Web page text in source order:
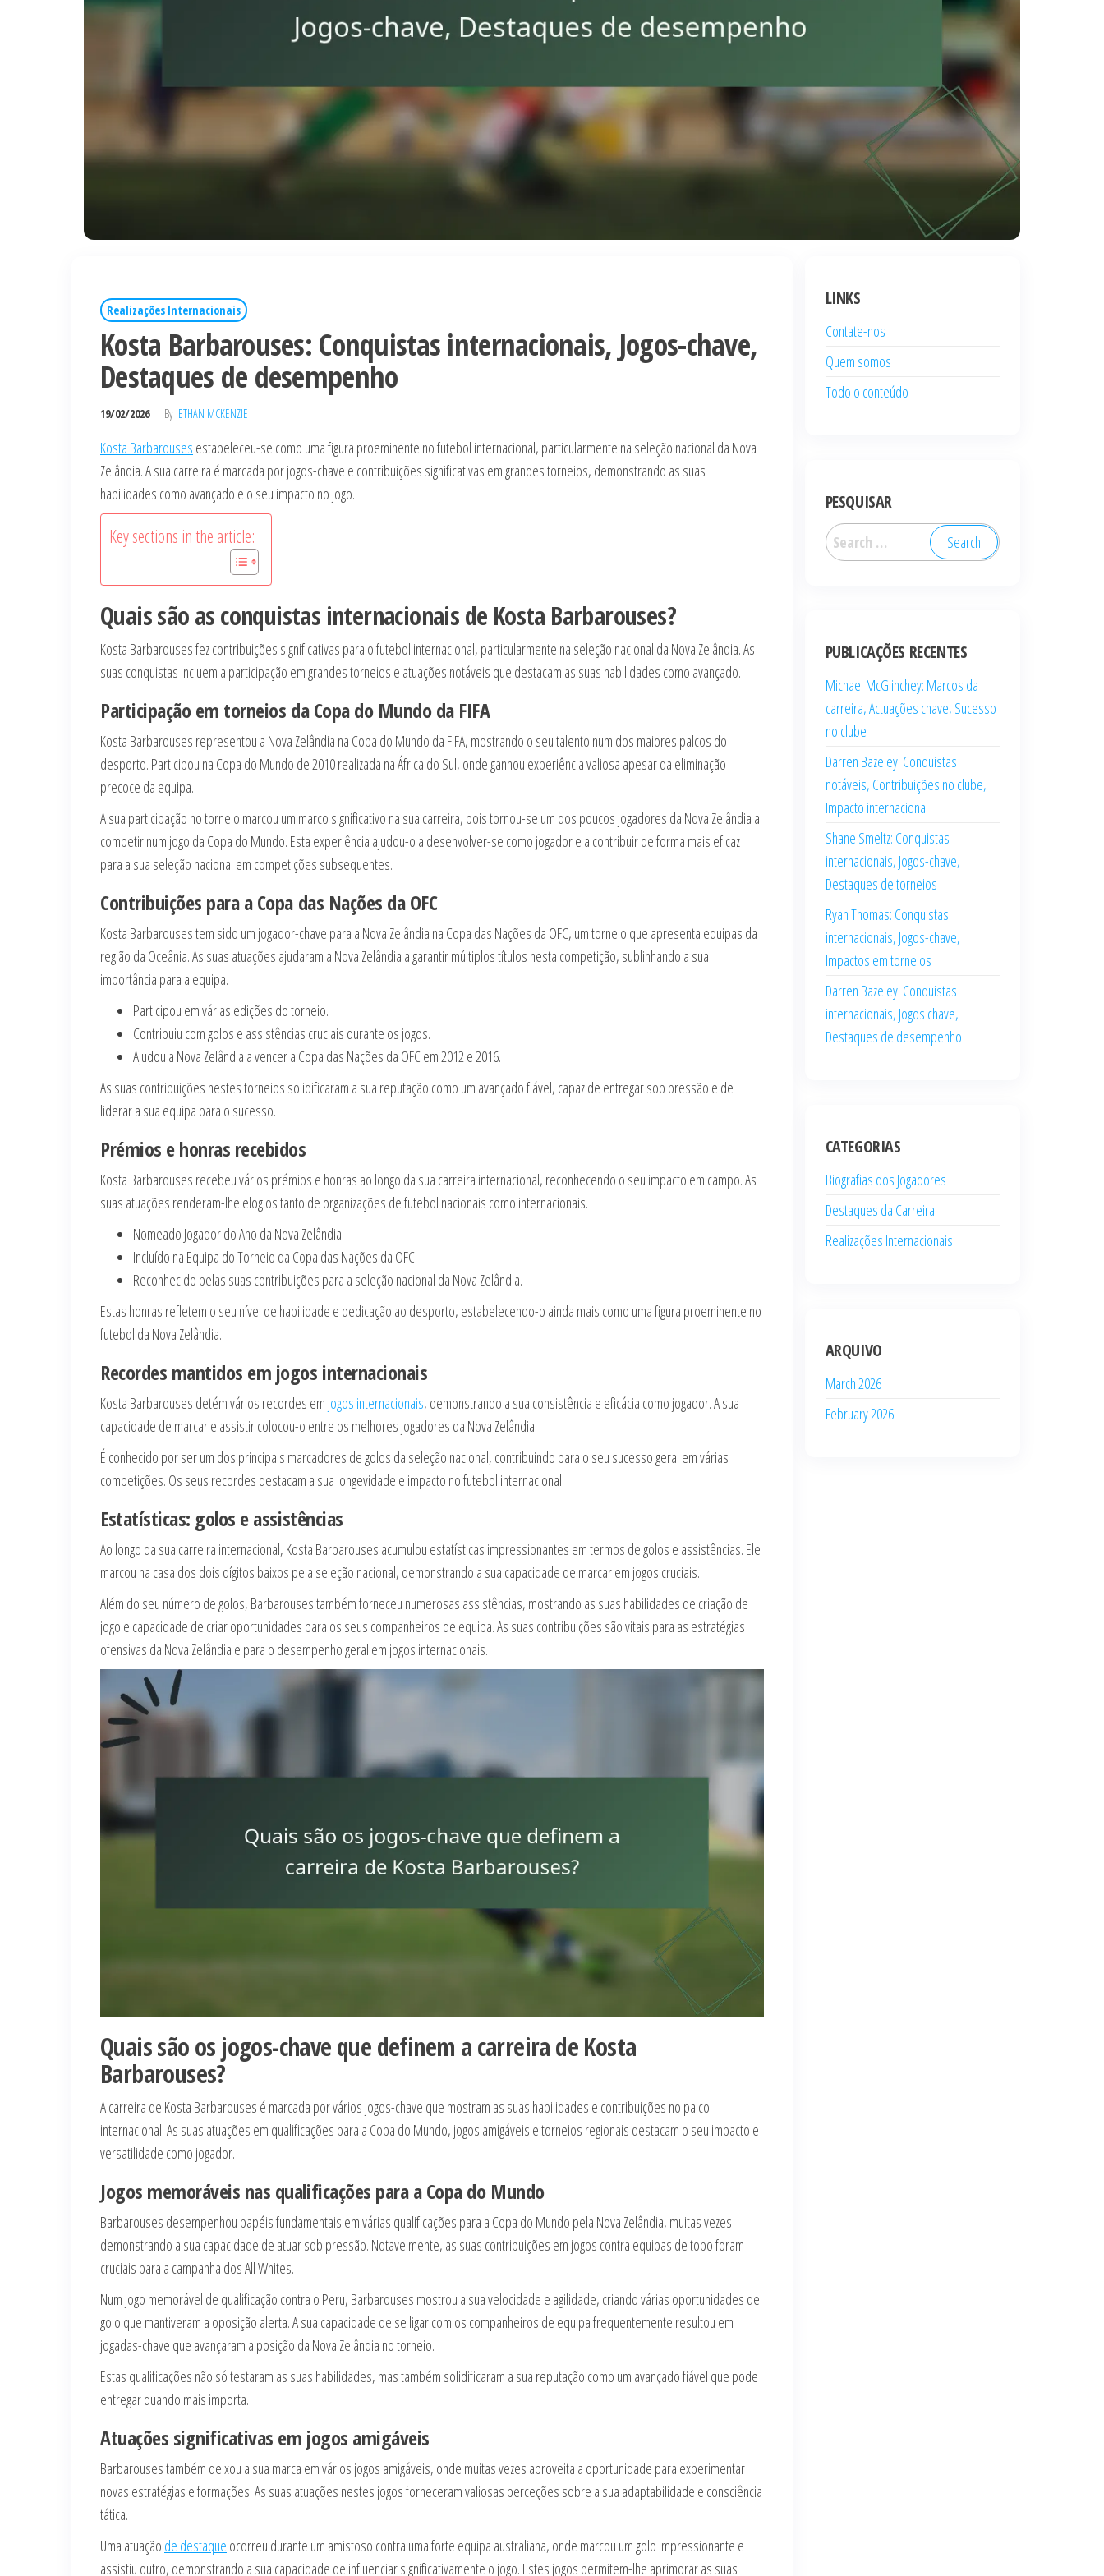
Realizações Internacionais
Kosta Barbarouses: Conquistas internacionais, Jogos-chave,
Destaques de desempenho
19/02/2026 By ETHAN MCKENZIE
Kosta Barbarouses estabeleceu-se como uma figura proeminente no futebol internacional, particularmente na seleção nacional da Nova
Zelândia. A sua carreira é marcada por jogos-chave e contribuições significativas em grandes torneios, demonstrando as suas
habilidades como avançado e o seu impacto no jogo.
Key sections in the article:
Quais são as conquistas internacionais de Kosta Barbarouses?
Kosta Barbarouses fez contribuições significativas para o futebol internacional, particularmente na seleção nacional da Nova Zelândia. As
suas conquistas incluem a participação em grandes torneios e atuações notáveis que destacam as suas habilidades como avançado.
Participação em torneios da Copa do Mundo da FIFA
Kosta Barbarouses representou a Nova Zelândia na Copa do Mundo da FIFA, mostrando o seu talento num dos maiores palcos do
desporto. Participou na Copa do Mundo de 2010 realizada na África do Sul, onde ganhou experiência valiosa apesar da eliminação
precoce da equipa.
A sua participação no torneio marcou um marco significativo na sua carreira, pois tornou-se um dos poucos jogadores da Nova Zelândia a
competir num jogo da Copa do Mundo. Esta experiência ajudou-o a desenvolver-se como jogador e a contribuir de forma mais eficaz
para a sua seleção nacional em competições subsequentes.
Contribuições para a Copa das Nações da OFC
Kosta Barbarouses tem sido um jogador-chave para a Nova Zelândia na Copa das Nações da OFC, um torneio que apresenta equipas da
região da Oceânia. As suas atuações ajudaram a Nova Zelândia a garantir múltiplos títulos nesta competição, sublinhando a sua
importância para a equipa.
Participou em várias edições do torneio.
Contribuiu com golos e assistências cruciais durante os jogos.
Ajudou a Nova Zelândia a vencer a Copa das Nações da OFC em 2012 e 2016.
As suas contribuições nestes torneios solidificaram a sua reputação como um avançado fiável, capaz de entregar sob pressão e de
liderar a sua equipa para o sucesso.
Prémios e honras recebidos
Kosta Barbarouses recebeu vários prémios e honras ao longo da sua carreira internacional, reconhecendo o seu impacto em campo. As
suas atuações renderam-lhe elogios tanto de organizações de futebol nacionais como internacionais.
Nomeado Jogador do Ano da Nova Zelândia.
Incluído na Equipa do Torneio da Copa das Nações da OFC.
Reconhecido pelas suas contribuições para a seleção nacional da Nova Zelândia.
Estas honras refletem o seu nível de habilidade e dedicação ao desporto, estabelecendo-o ainda mais como uma figura proeminente no
futebol da Nova Zelândia.
Recordes mantidos em jogos internacionais
Kosta Barbarouses detém vários recordes em jogos internacionais, demonstrando a sua consistência e eficácia como jogador. A sua
capacidade de marcar e assistir colocou-o entre os melhores jogadores da Nova Zelândia.
É conhecido por ser um dos principais marcadores de golos da seleção nacional, contribuindo para o seu sucesso geral em várias
competições. Os seus recordes destacam a sua longevidade e impacto no futebol internacional.
Estatísticas: golos e assistências
Ao longo da sua carreira internacional, Kosta Barbarouses acumulou estatísticas impressionantes em termos de golos e assistências. Ele
marcou na casa dos dois dígitos baixos pela seleção nacional, demonstrando a sua capacidade de marcar em jogos cruciais.
Além do seu número de golos, Barbarouses também forneceu numerosas assistências, mostrando as suas habilidades de criação de
jogo e capacidade de criar oportunidades para os seus companheiros de equipa. As suas contribuições são vitais para as estratégias
ofensivas da Nova Zelândia e para o desempenho geral em jogos internacionais.
Quais são os jogos-chave que definem a carreira de Kosta
Barbarouses?
A carreira de Kosta Barbarouses é marcada por vários jogos-chave que mostram as suas habilidades e contribuições no palco
internacional. As suas atuações em qualificações para a Copa do Mundo, jogos amigáveis e torneios regionais destacam o seu impacto e
versatilidade como jogador.
Jogos memoráveis nas qualificações para a Copa do Mundo
Barbarouses desempenhou papéis fundamentais em várias qualificações para a Copa do Mundo pela Nova Zelândia, muitas vezes
demonstrando a sua capacidade de atuar sob pressão. Notavelmente, as suas contribuições em jogos contra equipas de topo foram
cruciais para a campanha dos All Whites.
Num jogo memorável de qualificação contra o Peru, Barbarouses mostrou a sua velocidade e agilidade, criando várias oportunidades de
golo que mantiveram a oposição alerta. A sua capacidade de se ligar com os companheiros de equipa frequentemente resultou em
jogadas-chave que avançaram a posição da Nova Zelândia no torneio.
Estas qualificações não só testaram as suas habilidades, mas também solidificaram a sua reputação como um avançado fiável que pode
entregar quando mais importa.
Atuações significativas em jogos amigáveis
Barbarouses também deixou a sua marca em vários jogos amigáveis, onde muitas vezes aproveita a oportunidade para experimentar
novas estratégias e formações. As suas atuações nestes jogos forneceram valiosas perceções sobre a sua adaptabilidade e consciência
tática.
Uma atuação de destaque ocorreu durante um amistoso contra uma forte equipa australiana, onde marcou um golo impressionante e
assistiu outro, demonstrando a sua capacidade de influenciar significativamente o jogo. Estes jogos permitem-lhe aprimorar as suas
LINKS
Contate-nos
Quem somos
Todo o conteúdo
PESQUISAR
Search
for:
PUBLICAÇÕES RECENTES
Michael McGlinchey: Marcos da
carreira, Actuações chave, Sucesso
no clube
Darren Bazeley: Conquistas
notáveis, Contribuições no clube,
Impacto internacional
Shane Smeltz: Conquistas
internacionais, Jogos-chave,
Destaques de torneios
Ryan Thomas: Conquistas
internacionais, Jogos-chave,
Impactos em torneios
Darren Bazeley: Conquistas
internacionais, Jogos chave,
Destaques de desempenho
CATEGORIAS
Biografias dos Jogadores
Destaques da Carreira
Realizações Internacionais
ARQUIVO
March 2026
February 2026